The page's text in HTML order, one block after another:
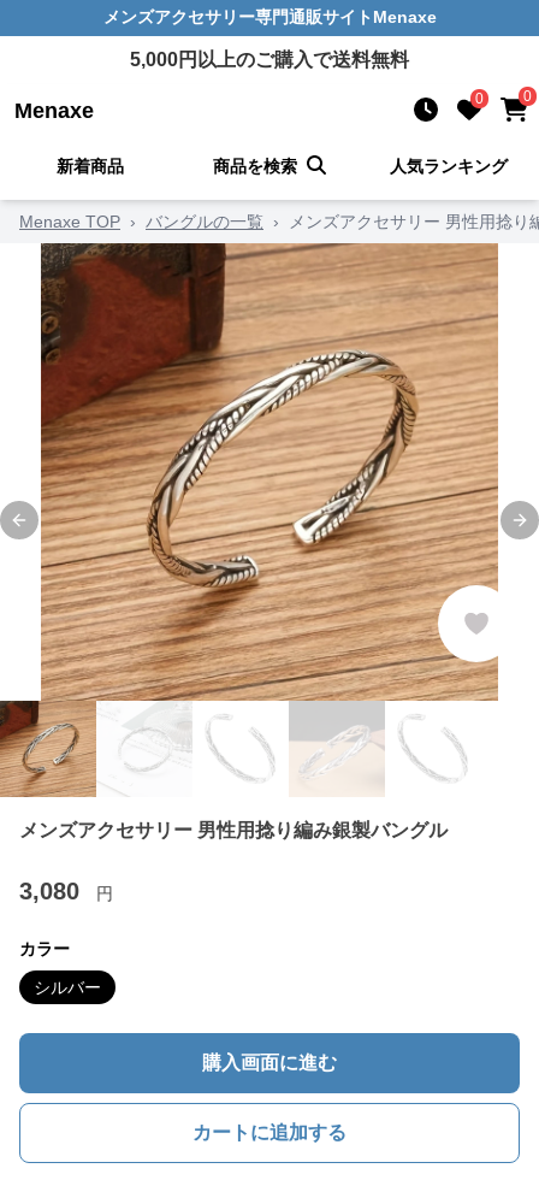
メンズアクセサリー専門通販サイト Menaxe
5,000円以上のご購入で送料無料
Menaxe 0 0
新着商品 商品を検索 人気ランキング
Menaxe TOP › バングルの一覧 › メンズアクセサリー 男性用捻り
Previous slide
メンズアクセサリー 男性用捻り編み銀製バングル
3,080 円
カラー
シルバー
購入画面に進む
カートに追加する